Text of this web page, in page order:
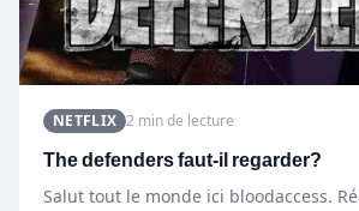
NETFLIX 2 min de lecture
The defenders faut-il regarder?
Salut tout le monde ici bloodaccess.